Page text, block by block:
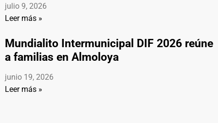
julio 9, 2026
Leer más »
Mundialito Intermunicipal DIF 2026 reúne
a familias en Almoloya
junio 19, 2026
Leer más »